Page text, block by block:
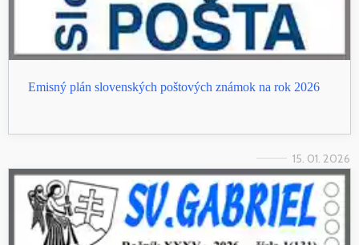
Emisný plán slovenských poštových známok na rok 2026
15. 01. 2026